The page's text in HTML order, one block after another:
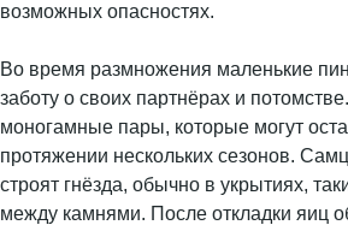
возможных опасностях.
Во время размножения маленькие
заботу о своих партнёрах и
моногамные пары, которые могут
протяжении нескольких сезонов.
строят гнёзда, обычно в укрытиях,
между камнями. После откладки яиц